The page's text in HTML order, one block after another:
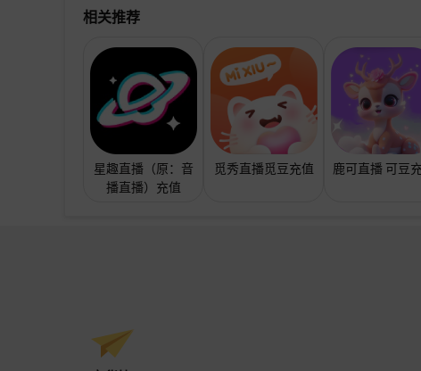
相关推荐
星趣直播（原：音
播直播）充值
觅秀直播觅豆充值 鹿可直播 可豆